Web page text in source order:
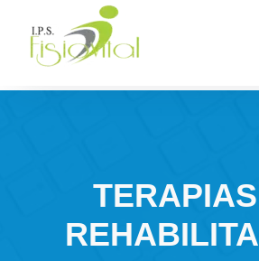
Centro De Rehabilitación Integral